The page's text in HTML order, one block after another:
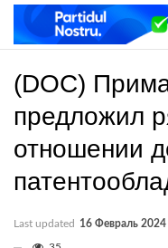
(DOC)
предложил
отношении
Last updated 16 Февраль 2024